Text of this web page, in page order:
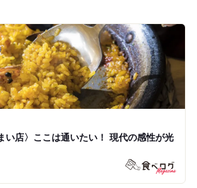
い店〉ここは通いたい！ 現代の感性が光